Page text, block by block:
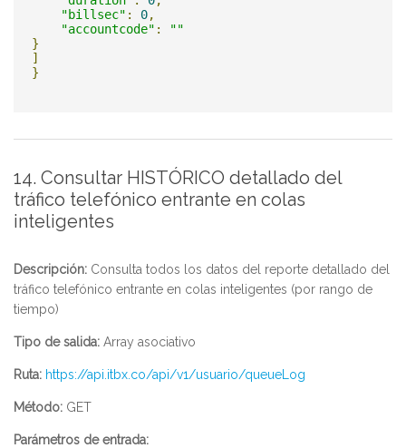
"billsec" : 0,
"accountcode" :
""
}
]
}
14. Consultar HISTÓRICO detallado del
tráfico telefónico entrante en colas
inteligentes
Descripción: Consulta todos los datos del reporte detallado del
tráfico telefónico entrante en colas inteligentes (por rango de
tiempo)
Tipo de salida: Array asociativo
Ruta: https://api.itbx.co/api/v1/usuario/queueLog
Método: GET
Parámetros de entrada: